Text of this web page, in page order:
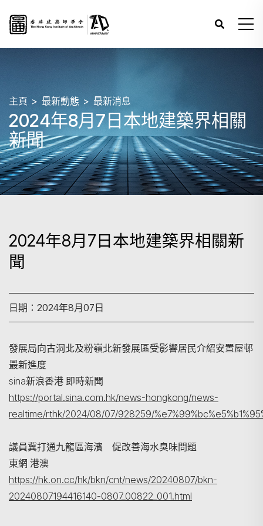
主頁 最新動態 最新消息
2024年8月7日本地建築界相關
新聞
2024年8月7日本地建築界相關新
聞
日期：2024年8月07日
發展局向古洞北及粉嶺北新發展區受影響居民介紹安置屋邨
最新進度
sina新浪香港 即時新聞
https://portal.sina.com.hk/news-hongkong/news-
realtime/rthk/2024/08/07/928259/
議員冀打通九龍區海濱 促改善海水臭味問題
東網 港澳
https://hk.on.cc/hk/bkn/cnt/news/20240807/bkn-
20240807194416140-0807_00822_001.html